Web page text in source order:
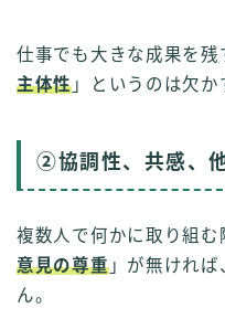
仕事でも大きな成果を残
主体性 」というのは欠か
②協調性、共感、
複数人で何かに取り組む
意見の尊重」が無ければ
ん。